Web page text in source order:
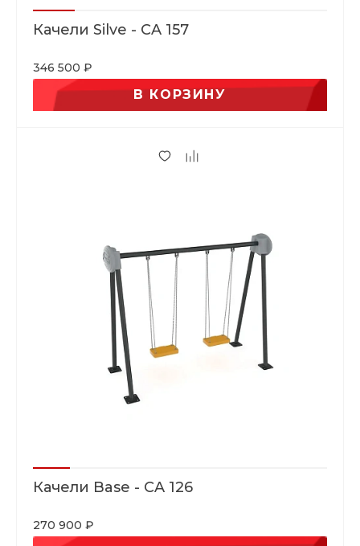
Качели Silve - CA 157
346 500 ₽
В КОРЗИНУ
Качели Base - CA 126
270 900 ₽